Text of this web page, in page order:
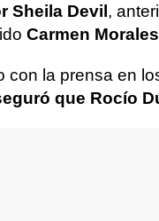
Sheila Devil,
Carmen Morales
con la prensa en
que Rocío